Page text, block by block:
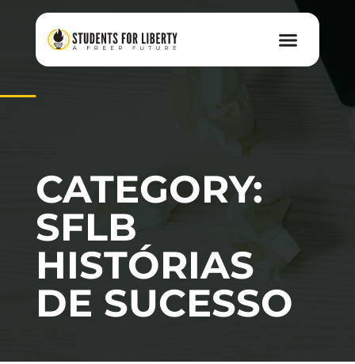
CATEGORY:
SFLB
HISTÓRIAS
DE SUCESSO